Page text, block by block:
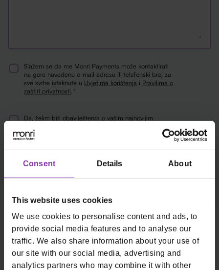
Consent Details About
This website uses cookies
We use cookies to personalise content and ads, to
provide social media features and to analyse our
traffic. We also share information about your use of
our site with our social media, advertising and
analytics partners who may combine it with other
ConsentSlažem se da me Monri Payments može kontaktirati
na gore navedenu e-mail adresu ili telefonski broj za
sve svrhe istaknute u Uvjetima korištenja i Pravilima o
zaštiti privatnosti *
Newsletter
Da, želim biti obaviješten/a o vašim najnovijim
Kako SinglePOSpovećava
profit?